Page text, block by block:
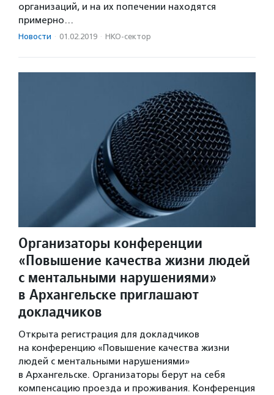
организаций, и на их попечении находятся
примерно…
Новости · 01.02.2019 · НКО-сектор
Организаторы конференции
«Повышение качества жизни людей
с ментальными нарушениями»
в Архангельске приглашают
докладчиков
Открыта регистрация для докладчиков
на конференцию «Повышение качества жизни
людей с ментальными нарушениями»
в Архангельске. Организаторы берут на себя
компенсацию проезда и проживания. Конференция